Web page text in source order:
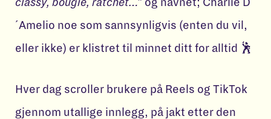
´Amelio noe som sannsynligvis (enten du vil,
eller ikke) er klistret til minnet ditt for alltid 🕺
Hver dag scroller brukere på Reels og TikTok
gjennom utallige innlegg, på jakt etter den